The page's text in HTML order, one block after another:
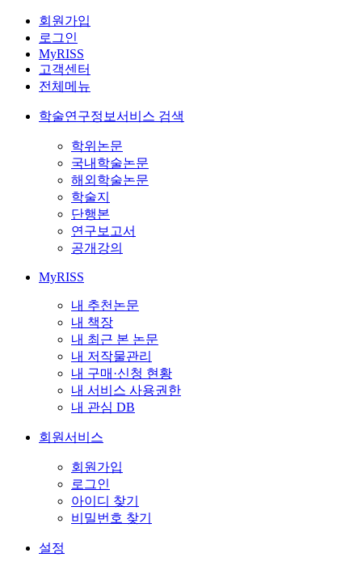
회원가입
로그인
MyRISS
고객센터
전체메뉴
학술연구정보서비스 검색
학위논문
국내학술논문
해외학술논문
학술지
단행본
연구보고서
공개강의
MyRISS
내 추천논문
내 책장
내 최근 본 논문
내 저작물관리
내 구매·신청 현황
내 서비스 사용권한
내 관심 DB
회원서비스
회원가입
로그인
아이디 찾기
비밀번호 찾기
설정